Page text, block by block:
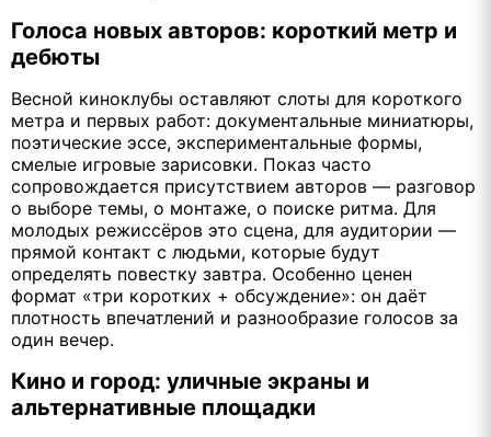
Голоса новых авторов: короткий метр и
дебюты
Весной киноклубы оставляют слоты для короткого
метра и первых работ: документальные миниатюры,
поэтические эссе, экспериментальные формы,
смелые игровые зарисовки. Показ часто
сопровождается присутствием авторов — разговор
о выборе темы, о монтаже, о поиске ритма. Для
молодых режиссёров это сцена, для аудитории —
прямой контакт с людьми, которые будут
определять повестку завтра. Особенно ценен
формат «три коротких + обсуждение»: он даёт
плотность впечатлений и разнообразие голосов за
один вечер.
Кино и город: уличные экраны и
альтернативные площадки